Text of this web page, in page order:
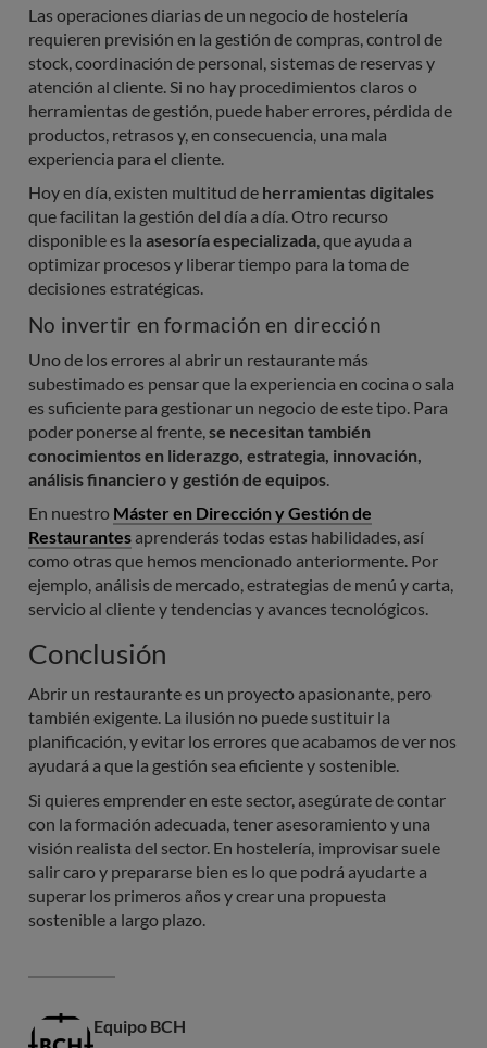
Las operaciones diarias de un negocio de hostelería
requieren previsión en la gestión de compras, control de
stock, coordinación de personal, sistemas de reservas y
atención al cliente. Si no hay procedimientos claros o
herramientas de gestión, puede haber errores, pérdida de
productos, retrasos y, en consecuencia, una mala
experiencia para el cliente.
Hoy en día, existen multitud de herramientas digitales
que facilitan la gestión del día a día. Otro recurso
disponible es la asesoría especializada, que ayuda a
optimizar procesos y liberar tiempo para la toma de
decisiones estratégicas.
No invertir en formación en dirección
Uno de los errores al abrir un restaurante más
subestimado es pensar que la experiencia en cocina o sala
es suficiente para gestionar un negocio de este tipo. Para
poder ponerse al frente, se necesitan también
conocimientos en liderazgo, estrategia, innovación,
análisis financiero y gestión de equipos
En nuestro Máster en Dirección y Gestión de
Restaurantes aprenderás todas estas habilidades, así
como otras que hemos mencionado anteriormente. Por
ejemplo, análisis de mercado, estrategias de menú y carta,
servicio al cliente y tendencias y avances tecnológicos.
Conclusión
Abrir un restaurante es un proyecto apasionante, pero
también exigente. La ilusión no puede sustituir la
planificación, y evitar los errores que acabamos de ver nos
ayudará a que la gestión sea eficiente y sostenible.
Si quieres emprender en este sector, asegúrate de contar
con la formación adecuada, tener asesoramiento y una
visión realista del sector. En hostelería, improvisar suele
salir caro y prepararse bien es lo que podrá ayudarte a
superar los primeros años y crear una propuesta
sostenible a largo plazo.
Equipo BCH